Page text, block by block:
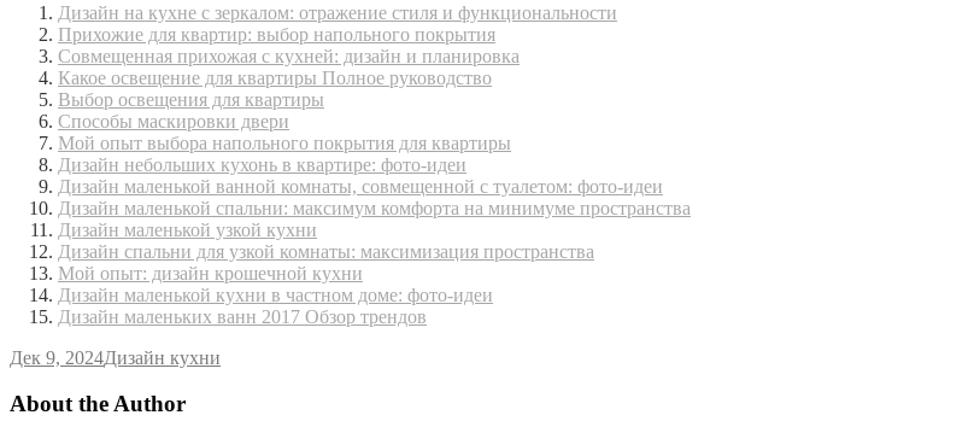
Дизайн на кухне с зеркалом: отражение стиля и функциональности
Прихожие для квартир: выбор напольного покрытия
Совмещенная прихожая с кухней: дизайн и планировка
Какое освещение для квартиры Полное руководство
Выбор освещения для квартиры
Способы маскировки двери
Мой опыт выбора напольного покрытия для квартиры
Дизайн небольших кухонь в квартире: фото-идеи
Дизайн маленькой ванной комнаты, совмещенной с туалетом: фото-идеи
Дизайн маленькой спальни: максимум комфорта на минимуме пространства
Дизайн маленькой узкой кухни
Дизайн спальни для узкой комнаты: максимизация пространства
Мой опыт: дизайн крошечной кухни
Дизайн маленькой кухни в частном доме: фото-идеи
Дизайн маленьких ванн 2017 Обзор трендов
Дек 9, 2024Дизайн кухни
About the Author